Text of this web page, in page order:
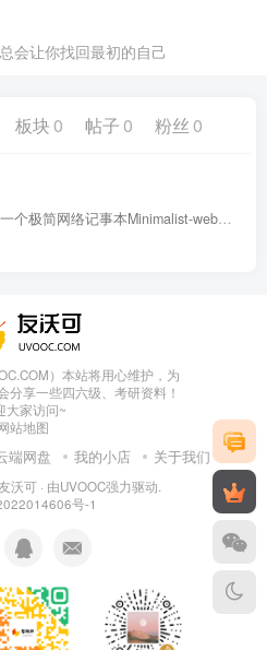
会让你找回最初的自己
板块 0 帖子 0 粉丝 0
极简网络记事本Minimalist-web-notepad，文本多设备传输
）本站将用心维护，为
分享一些四六级、考研资料！
大家访问~
站地图
端网盘 我的小店 关于我们
沃可 · 由UVOOC强力驱动.
号-1